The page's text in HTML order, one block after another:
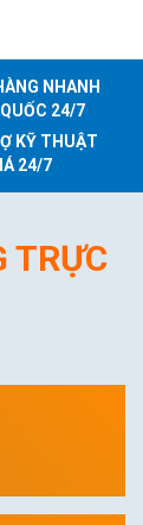
NHANH
24/7
KỸ THUẬT
24/7
TRỰC